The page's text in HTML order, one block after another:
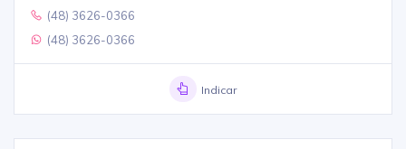
(48) 3626-0366
(48) 3626-0366
Indicar